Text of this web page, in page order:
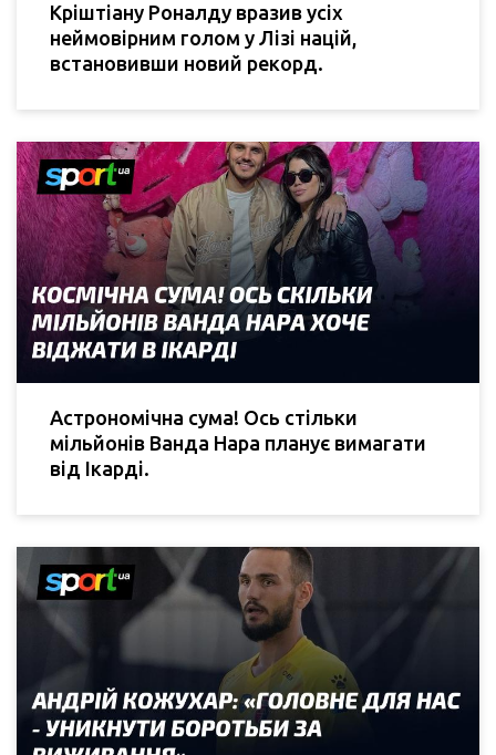
Кріштіану Роналду вразив усіх
неймовірним голом у Лізі націй,
встановивши новий рекорд.
Астрономічна сума! Ось стільки
мільйонів Ванда Нара планує вимагати
від Ікарді.